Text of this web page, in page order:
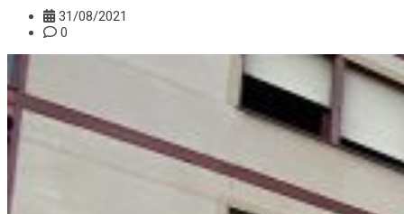
31/08/2021
0